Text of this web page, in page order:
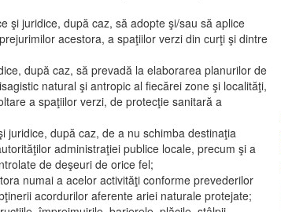
şi juridice, după caz, să adopte şi/sau să aplice
acestora, a spaţiilor verzi din curţi şi dintre
după caz, să prevadă la elaborarea planurilor de
natural şi antropic al fiecărei zone şi localităţi,
a spaţiilor verzi, de protecţie sanitară a
juridice, după caz, de a nu schimba destinaţia
administraţiei publice locale, precum şi a
de deşeuri de orice fel;
numai a acelor activităţi conforme prevederilor
acordurilor aferente ariei naturale protejate;